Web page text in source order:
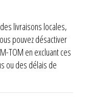
livraisons locales,
pouvez désactiver
TOM en excluant ces
ou des délais de